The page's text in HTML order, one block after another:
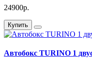
24900р.
Купить
Автобокс TURINO 1